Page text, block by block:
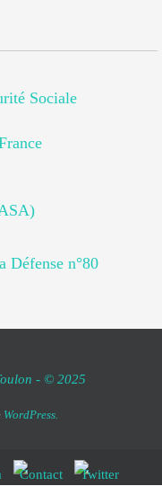
Sociale
Défense n°80
- © 2025
WordPress.